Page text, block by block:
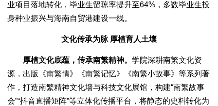
业项目落地转化，毕业生留琼率提升至64%，多数毕业生投
身种业振兴与海南自贸港建设一线。
文化传承为脉 厚植育人土壤
厚植文化底蕴，传承南繁精神。 学院深耕南繁文化资
源，出版《南繁情》《南繁记忆》《南繁小故事》等系列著
作，打造南繁精神文化墙与科技文化展馆，构建“南繁故事
会”“抖音直播矩阵”等立体化传播平台，将静态的史料转化为